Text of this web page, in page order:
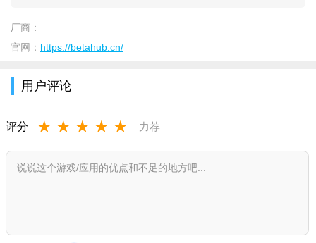
厂商：
官网： https://betahub.cn/
用户评论
评分 ★ ★ ★ ★ ★ 力荐